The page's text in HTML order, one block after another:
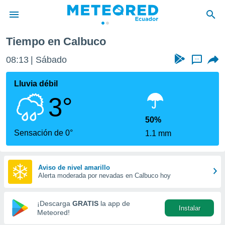
de
ha
para
que se
calidad.
a este
las
y
forma
digital
basada
Tiempo en Calbuco
08:13 Sábado ...
Lluvia débil
3°
Sensación de 0°
50%
1.1 mm
Aviso de nivel amarillo
Alerta moderada por nevadas en Calbuco hoy
¡Descarga GRATIS la app de
Meteored!
Instalar